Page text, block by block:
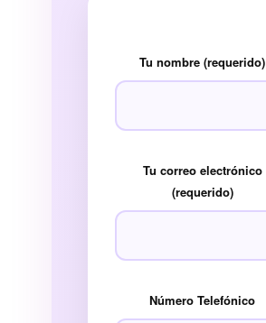
Tu nombre (requerido)
Tu correo electrónico
(requerido)
Número Telefónico